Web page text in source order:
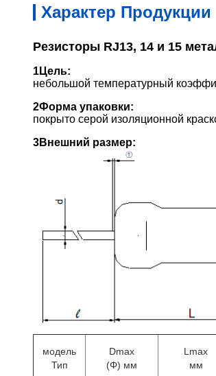
Характер Продукции
Резисторы RJ13, 14 и 15
1Цель:
небольшой температурный
2Форма упаковки:
покрыто серой изоляционной
3Внешний размер:
модель
Тип
Dmax
(Φ) мм
Lmax
мм